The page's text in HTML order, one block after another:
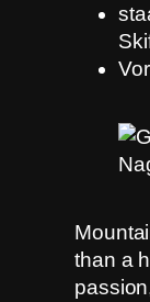
than a